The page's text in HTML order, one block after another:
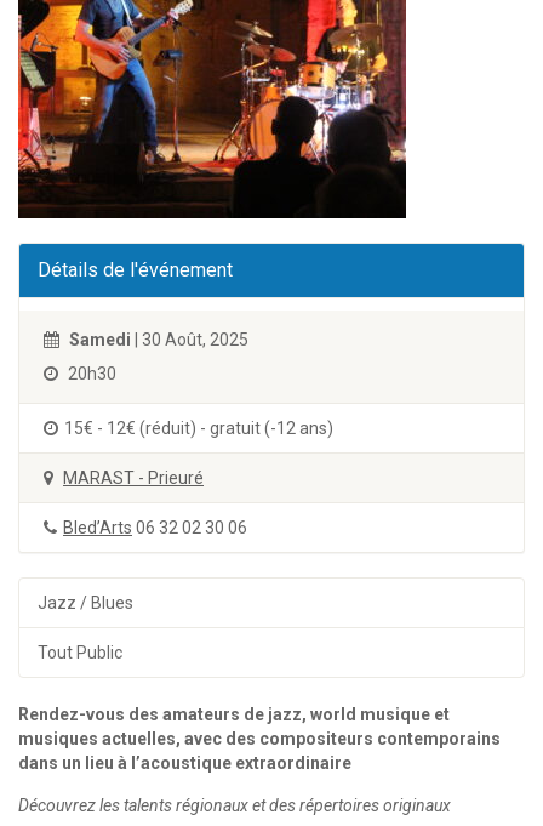
Détails de l'événement
Samedi | 30 Août, 2025
20h30
15€ - 12€ (réduit) - gratuit (-12 ans)
MARAST - Prieuré
Bled’Arts 06 32 02 30 06
Jazz / Blues
Tout Public
Rendez-vous des amateurs de jazz, world musique et
musiques actuelles, avec des compositeurs contemporains
dans un lieu à l’acoustique extraordinaire
Découvrez les talents régionaux et des répertoires originaux